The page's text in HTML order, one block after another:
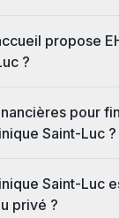
propose
?
pour
Saint-Luc ?
Saint-Luc
privé ?